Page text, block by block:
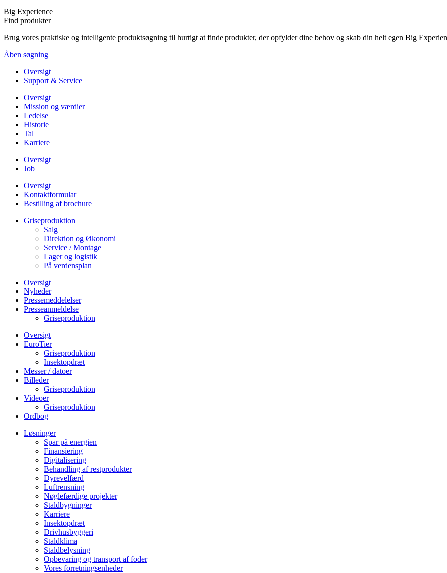
Big Experience
Find produkter
Brug vores praktiske og intelligente produktsøgning til hurtigt at finde produkter, der opfylder dine behov og skab din helt egen Big
Åben søgning
Oversigt
Support & Service
Oversigt
Mission og værdier
Ledelse
Historie
Tal
Karriere
Oversigt
Job
Oversigt
Kontaktformular
Bestilling af brochure
Griseproduktion
Salg
Direktion og Økonomi
Service / Montage
Lager og logistik
På verdensplan
Oversigt
Nyheder
Pressemeddelelser
Presseanmeldelse
Griseproduktion
Oversigt
EuroTier
Griseproduktion
Insektopdræt
Messer / datoer
Billeder
Griseproduktion
Videoer
Griseproduktion
Ordbog
Løsninger
Spar på energien
Finansiering
Digitalisering
Behandling af restprodukter
Dyrevelfærd
Luftrensning
Nøglefærdige projekter
Staldbygninger
Karriere
Insektopdræt
Drivhusbyggeri
Staldklima
Staldbelysning
Opbevaring og transport af foder
Vores forretningsenheder